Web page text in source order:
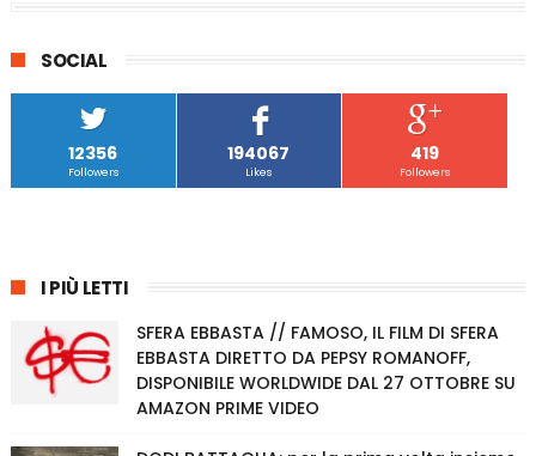
SOCIAL
12356
Followers
194067
Likes
419
Followers
I PIÙ LETTI
SFERA EBBASTA // FAMOSO, IL FILM DI SFERA
EBBASTA DIRETTO DA PEPSY ROMANOFF,
DISPONIBILE WORLDWIDE DAL 27 OTTOBRE SU
AMAZON PRIME VIDEO